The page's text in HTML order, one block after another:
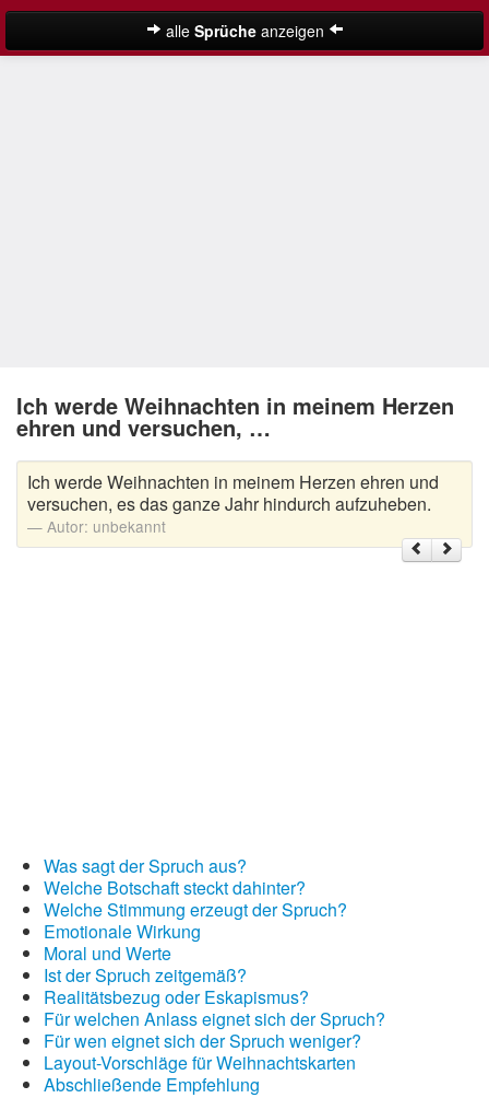
alle Sprücheanzeigen
Nikolaus Sprüche
Schöne Weihnachtssprüche
Weihnachtsgedichte
Weihnachtsgrüße
Ich werde Weihnachten in meinem Herzen
ehren und versuchen, …
Ich werde Weihnachten in meinem Herzen ehren und
versuchen, es das ganze Jahr hindurch aufzuheben.
Autor: unbekannt
Was sagt der Spruch aus?
Welche Botschaft steckt dahinter?
Welche Stimmung erzeugt der Spruch?
Emotionale Wirkung
Moral und Werte
Ist der Spruch zeitgemäß?
Realitätsbezug oder Eskapismus?
Für welchen Anlass eignet sich der Spruch?
Für wen eignet sich der Spruch weniger?
Layout-Vorschläge für Weihnachtskarten
Abschließende Empfehlung